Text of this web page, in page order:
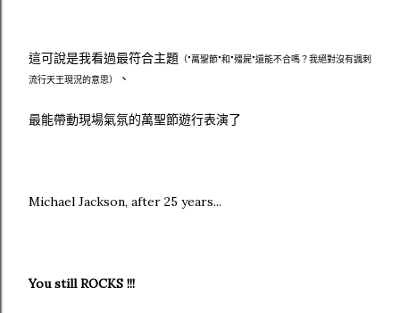
這可說是我看過最符合主題 （"萬聖節"和"殭屍"還能不合嗎？我絕對沒有諷刺
流行天王現況的意思）
、
最能帶動現場氣氛的萬聖節遊行表演了
Michael Jackson, after 25 years...
You still ROCKS !!!